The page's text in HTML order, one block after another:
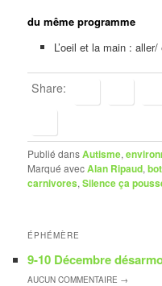
du même programme
L’oeil et la main :
Share:
Publié dansAutisme,
Marqué avecAlan Ripaud,
carnivores,Silence ça
ÉPHÉMÈRE
9-10 Décembre
AUCUNCOMMENTAIRE →